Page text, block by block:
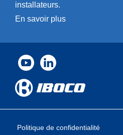
installa­teurs.
En savoir plus
Politique de confidentialité